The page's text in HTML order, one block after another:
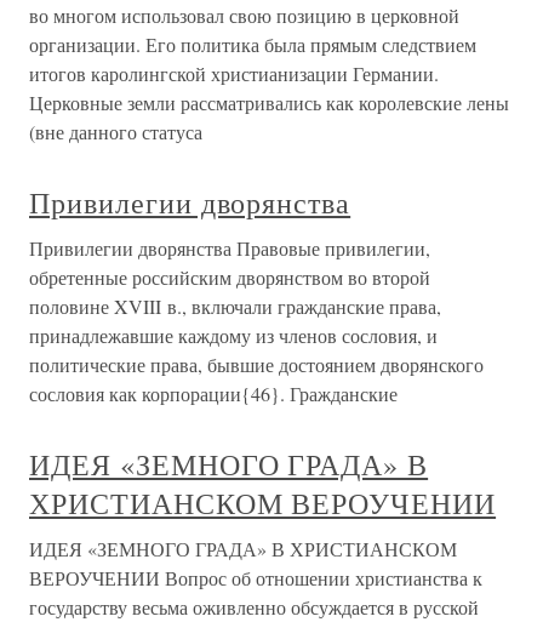
во многом использовал свою позицию в церковной
организации. Его политика была прямым следствием
итогов каролингской христианизации Германии.
Церковные земли рассматривались как королевские лены
(вне данного статуса
Привилегии дворянства
Привилегии дворянства Правовые привилегии,
обретенные российским дворянством во второй
половине XVIII в., включали гражданские права,
принадлежавшие каждому из членов сословия, и
политические права, бывшие достоянием дворянского
сословия как корпорации{46}. Гражданские
ИДЕЯ «ЗЕМНОГО ГРАДА» В
ХРИСТИАНСКОМ ВЕРОУЧЕНИИ
ИДЕЯ «ЗЕМНОГО ГРАДА» В ХРИСТИАНСКОМ
ВЕРОУЧЕНИИ Вопрос об отношении христианства к
государству весьма оживленно обсуждается в русской